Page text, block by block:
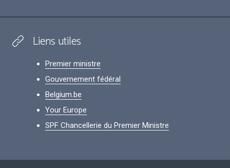
Liens utiles
Premier ministre
Gouvernement fédéral
Belgium.be
Your Europe
SPF Chancellerie du Premier Ministre